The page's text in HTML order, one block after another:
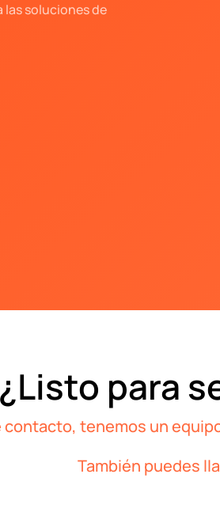
las soluciones de
¿Listo para
tenemos un
También puedes